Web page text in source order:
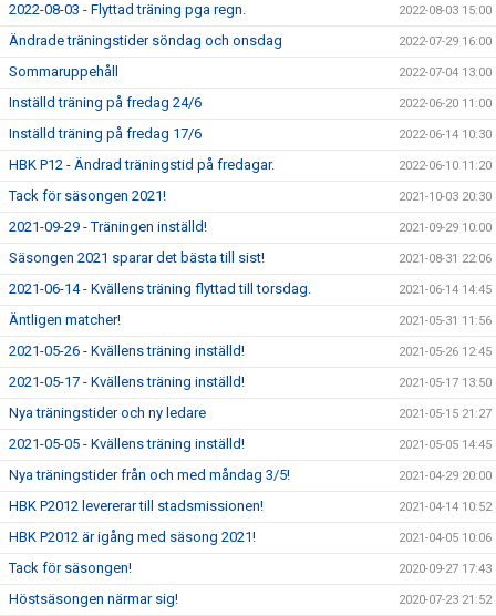
2022-08-03 - Flyttad träning pga regn. 2022-08-03 15:00
Ändrade träningstider söndag och onsdag 2022-07-29 16:00
Sommaruppehåll 2022-07-04 13:00
Inställd träning på fredag 24/6 2022-06-20 11:00
Inställd träning på fredag 17/6 2022-06-14 10:30
HBK P12 - Ändrad träningstid på fredagar. 2022-06-10 11:20
Tack för säsongen 2021! 2021-10-03 20:30
2021-09-29 - Träningen inställd! 2021-09-29 10:00
Säsongen 2021 sparar det bästa till sist! 2021-08-31 22:06
2021-06-14 - Kvällens träning flyttad till torsdag. 2021-06-14 14:45
Äntligen matcher! 2021-05-31 11:56
2021-05-26 - Kvällens träning inställd! 2021-05-26 12:45
2021-05-17 - Kvällens träning inställd! 2021-05-17 13:50
Nya träningstider och ny ledare 2021-05-15 21:27
2021-05-05 - Kvällens träning inställd! 2021-05-05 14:45
Nya träningstider från och med måndag 3/5! 2021-04-29 20:00
HBK P2012 levererar till stadsmissionen! 2021-04-14 10:52
HBK P2012 är igång med säsong 2021! 2021-04-05 10:06
Tack för säsongen! 2020-09-27 17:43
Höstsäsongen närmar sig! 2020-07-23 21:52